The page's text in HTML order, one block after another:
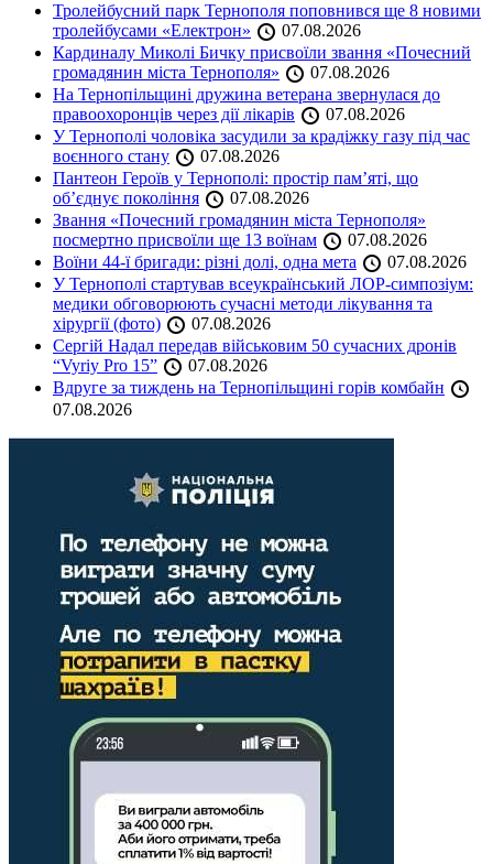
Тролейбусний парк Тернополя поповнився ще 8 новими
тролейбусами «Електрон»
07.08.2026
Кардиналу Миколі Бичку присвоїли звання «Почесний
громадянин міста Тернополя»
07.08.2026
На Тернопільщині дружина ветерана звернулася до
правоохоронців через дії лікарів
07.08.2026
У Тернополі чоловіка засудили за крадіжку газу під час
воєнного стану
07.08.2026
Пантеон Героїв у Тернополі: простір пам’яті, що
об’єднує покоління
07.08.2026
Звання «Почесний громадянин міста Тернополя»
посмертно присвоїли ще 13 воїнам
07.08.2026
Воїни 44-ї бригади: різні долі, одна мета
07.08.2026
У Тернополі стартував всеукраїнський ЛОР-симпозіум:
медики обговорюють сучасні методи лікування та
хірургії (фото)
07.08.2026
Сергій Надал передав військовим 50 сучасних дронів
“Vyriy Pro 15”
07.08.2026
Вдруге за тиждень на Тернопільщині горів комбайн
07.08.2026